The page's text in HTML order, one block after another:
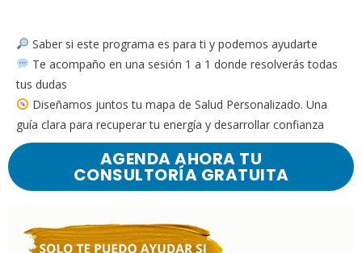
Saber si este programa es para ti y podemos ayudarte
Te acompaño en una sesión 1 a 1 donde resolverás todas
tus dudas
Diseñamos juntos tu mapa de Salud Personalizado. Una
guía clara para recuperar tu energía y desarrollar confianza
AGENDA AHORA TU
CONSULTORÍA GRATUITA